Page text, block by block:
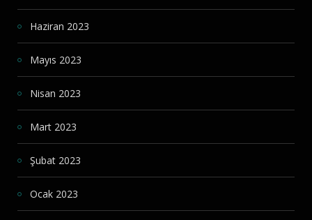
Haziran 2023
Mayıs 2023
Nisan 2023
Mart 2023
Şubat 2023
Ocak 2023